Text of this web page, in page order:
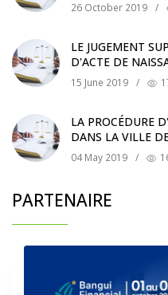
26 October 2019 /
LE JUGEMENT
D'ACTE DE
15 June 2019 /
LA PROCÉDURE
DANS LA VILLE
04 May 2019 /
PARTENAIRE